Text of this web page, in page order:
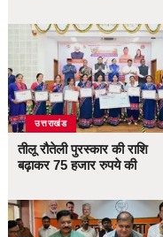
उत्तराखंड
तीलू रौतेली पुरस्कार की राशि
बढ़ाकर 75 हजार रुपये की